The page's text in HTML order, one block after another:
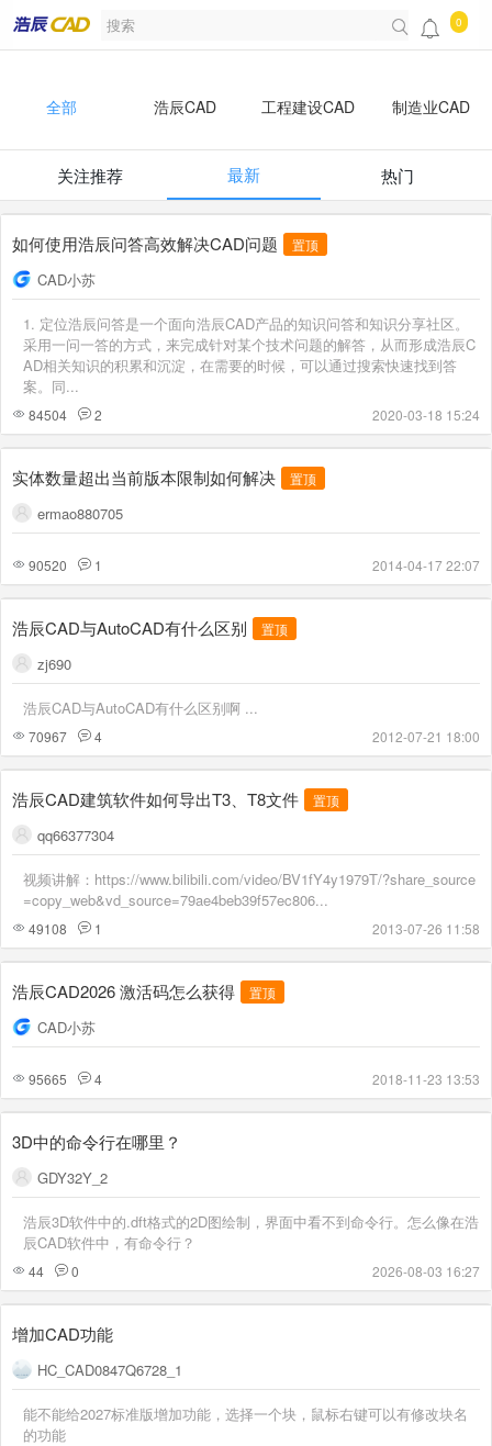
0
全部 浩辰CAD 工程建设CAD 制造业CAD
开发者 浩辰知识库
关注推荐 最新 热门
如何使用浩辰问答高效解决CAD问题 置顶
CAD小苏
1. 定位浩辰问答是一个面向浩辰CAD产品的知识问答和知识分享社区。
采用一问一答的方式，来完成针对某个技术问题的解答，从而形成浩辰C
AD相关知识的积累和沉淀，在需要的时候，可以通过搜索快速找到答
案。同...
84504 2 2020-03-18 15:24
实体数量超出当前版本限制如何解决 置顶
ermao880705
90520 1 2014-04-17 22:07
浩辰CAD与AutoCAD有什么区别 置顶
zj690
浩辰CAD与AutoCAD有什么区别啊 ...
70967 4 2012-07-21 18:00
浩辰CAD建筑软件如何导出T3、T8文件 置顶
qq66377304
视频讲解：https://www.bilibili.com/video/BV1fY4y1979T/?share_source
=copy_web&vd_source=79ae4beb39f57ec806...
49108 1 2013-07-26 11:58
浩辰CAD2026 激活码怎么获得 置顶
CAD小苏
95665 4 2018-11-23 13:53
3D中的命令行在哪里？
GDY32Y_2
浩辰3D软件中的.dft格式的2D图绘制，界面中看不到命令行。怎么像在浩
辰CAD软件中，有命令行？
44 0 2026-08-03 16:27
增加CAD功能
HC_CAD0847Q6728_1
能不能给2027标准版增加功能，选择一个块，鼠标右键可以有修改块名
的功能